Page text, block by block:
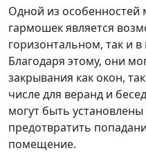
Одной из особенностей
гармошек является
горизонтальном, так и
Благодаря этому, они
закрывания как окон,
числе для веранд и
могут быть
предотвратить
помещение.